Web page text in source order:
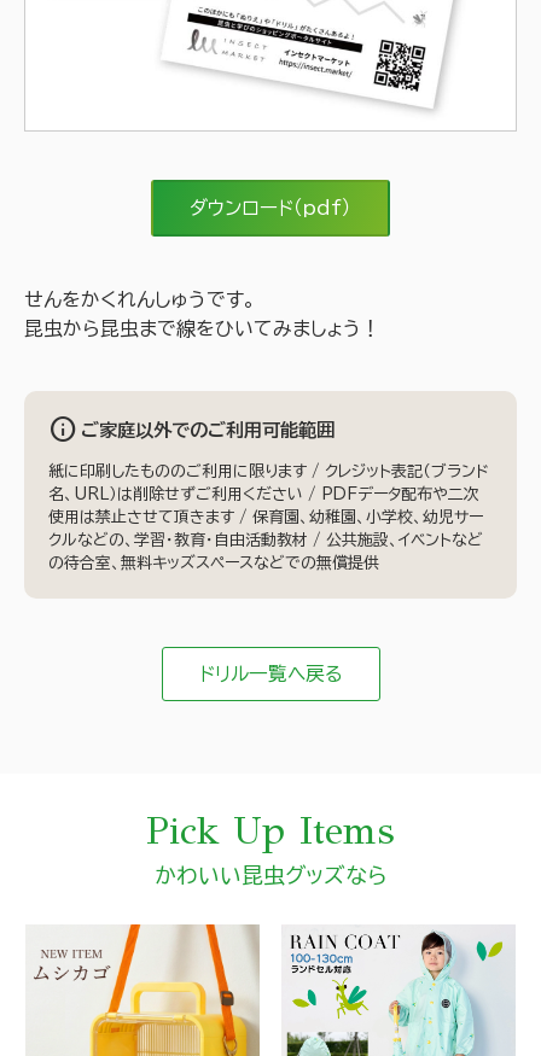
ダウンロード（pdf）
せんをかくれんしゅうです。
昆虫から昆虫まで線をひいてみましょう！
info ご家庭以外でのご利用可能範囲
紙に印刷したもののご利用に限ります / クレジット表記（ブランド
名、URL）は削除せずご利用ください / PDFデータ配布や二次
使用は禁止させて頂きます / 保育園、幼稚園、小学校、幼児サー
クルなどの、学習・教育・自由活動教材 / 公共施設、イベントなど
の待合室、無料キッズスペースなどでの無償提供
ドリル一覧へ戻る
Pick Up Items
かわいい昆虫グッズなら